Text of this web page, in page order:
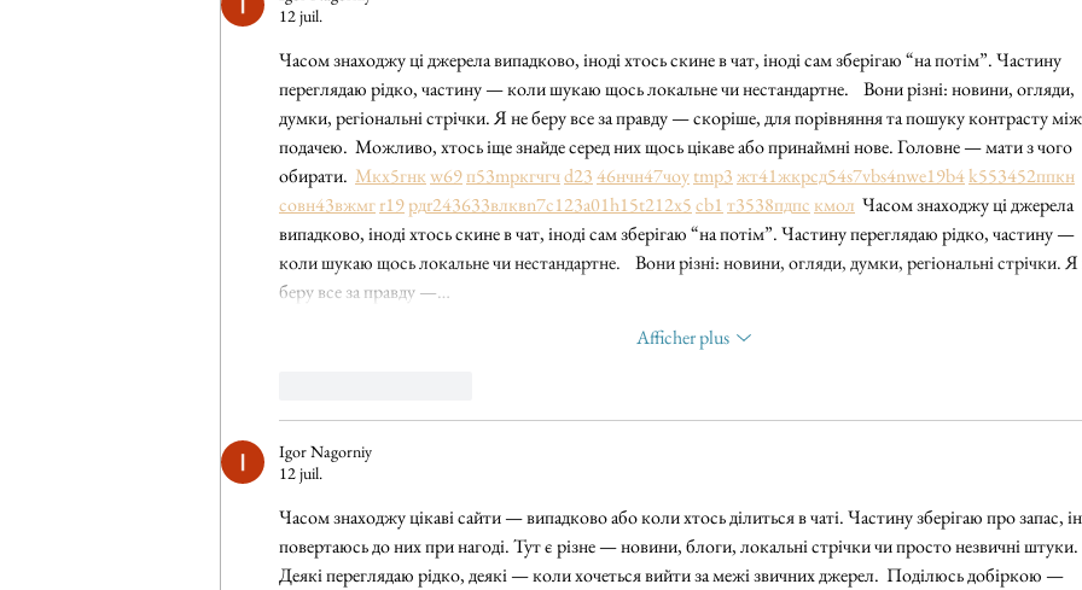
12 juil.
Часом знаходжу ці джерела випадково, іноді хтось скине в чат, іноді сам зберігаю “на потім”. Частину
переглядаю рідко, частину — коли шукаю щось локальне чи нестандартне.    Вони різні: новини, огляди,
думки, регіональні стрічки. Я не беру все за правду — скоріше, для порівняння та пошуку контрасту між
подачею.  Можливо, хтось іще знайде серед них щось цікаве або принаймні нове. Головне — мати з чого
обирати. Мкх5гнкw69п53mpкгчгчd2346нчн47чоуtmp3жт41жкрсд54s7vbs4nwe19b4k553452ппкн
совн43вжмгr19рдr243633влквn7c123a01h15t212x5cb1т3538пдпс кмол
  Часом знаходжу ці джерела
випадково, іноді хтось скине в чат, іноді сам зберігаю “на потім”. Частину переглядаю рідко, частину —
коли шукаю щось локальне чи нестандартне.    Вони різні: новини, огляди, думки, регіональні стрічки. Я
беру все за правду —…
Afficher plus
Igor Nagorniy
12 juil.
Часом знаходжу цікаві сайти — випадково або коли хтось ділиться в чаті. Частину зберігаю про запас,
повертаюсь до них при нагоді. Тут є різне — новини, блоги, локальні стрічки чи просто незвичні штуки.
Деякі переглядаю рідко, деякі — коли хочеться вийти за межі звичних джерел.  Поділюсь добіркою —